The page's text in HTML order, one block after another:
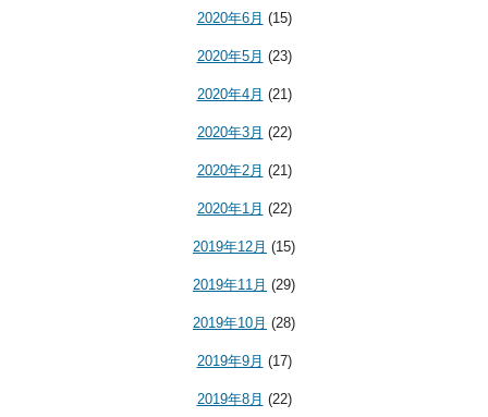
2020年6月 (15)
2020年5月 (23)
2020年4月 (21)
2020年3月 (22)
2020年2月 (21)
2020年1月 (22)
2019年12月 (15)
2019年11月 (29)
2019年10月 (28)
2019年9月 (17)
2019年8月 (22)